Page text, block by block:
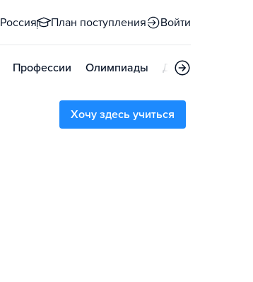
Россия План поступления Войти
Профессии Олимпиады Дни открытых
Хочу здесь учиться